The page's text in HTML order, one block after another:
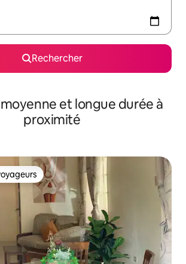
Rechercher
et longue durée à
proximité